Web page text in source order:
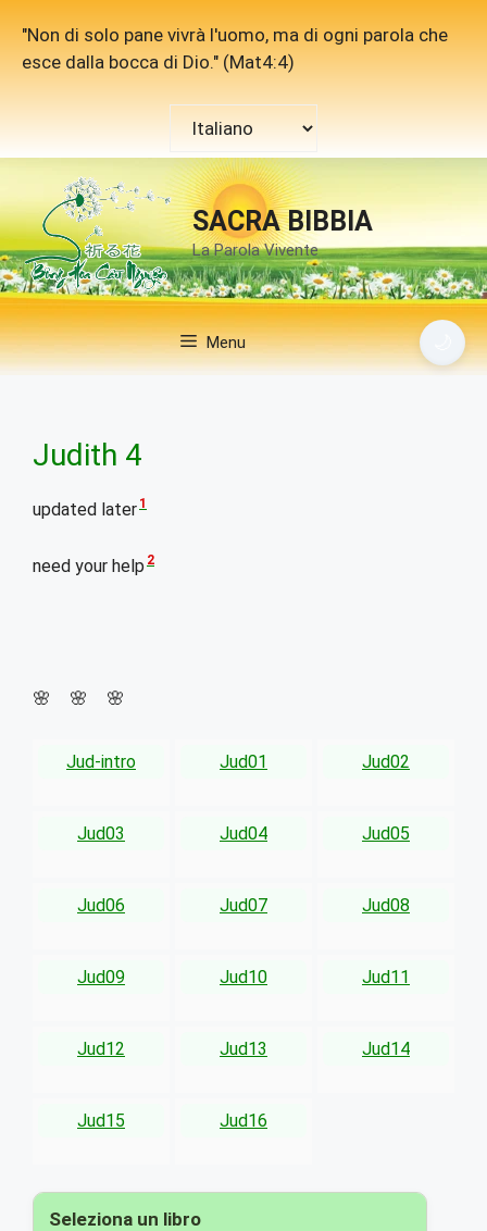
contenuto
"Non di solo pane vivrà l'uomo, ma di ogni parola che
esce dalla bocca di Dio." (Mat4:4)
lingua
SACRA BIBBIA
La Parola Vivente
Menu
Judith 4
updated later 1
need your help 2
🌸 🌸 🌸
Jud-intro Jud01 Jud02
Jud03 Jud04 Jud05
Jud06 Jud07 Jud08
Jud09 Jud10 Jud11
Jud12 Jud13 Jud14
Jud15 Jud16
Seleziona un libro